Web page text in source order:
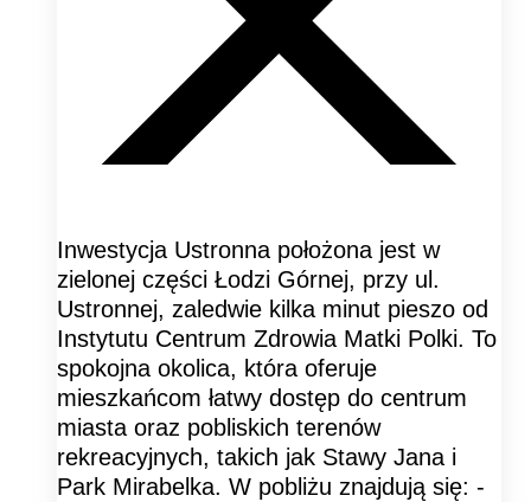
Inwestycja Ustronna położona jest w
zielonej części Łodzi Górnej, przy ul.
Ustronnej, zaledwie kilka minut pieszo od
Instytutu Centrum Zdrowia Matki Polki. To
spokojna okolica, która oferuje
mieszkańcom łatwy dostęp do centrum
miasta oraz pobliskich terenów
rekreacyjnych, takich jak Stawy Jana i
Park Mirabelka. W pobliżu znajdują się: -